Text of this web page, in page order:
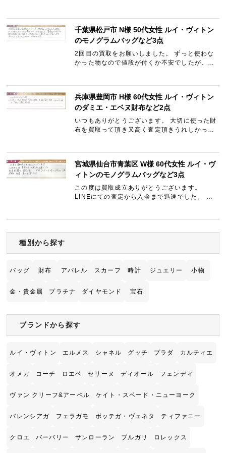
千葉県松戸市 N様 50代女性 ルイ・ヴィトン
のモノグラムバッグなど3点
2回目の買取をお願いしました。 ずっと使わな
かった物なので値段が付くか不安でしたが、ち
兵庫県豊岡市 H様 60代女性 ルイ・ヴィトン
のダミエ・エベヌ財布など2点
いつもありがとうございます。 大切に使った財
布を買取って頂き又高く査定頂きうれしかった
宮城県仙台市青葉区 W様 60代女性 ルイ・ヴ
ィトンのモノグラムバッグなど3点
この度は買取成立ありがとうございます。
LINEにての査定から入金まで迅速でした。 査
種別から探す
バッグ 財布 アパレル スカーフ 時計 ジュエリー 小物
金・貴金属 プラチナ ダイヤモンド 宝石
ブランドから探す
ルイ・ヴィトン エルメス シャネル グッチ プラダ カルティエ
オメガ コーチ ロエベ セリーヌ ディオール フェンディ
ヴァン クリーフ&アーペル ケイト・スペード・ニューヨーク
バレンシアガ フェラガモ ボッテガ・ヴェネタ ティファニー
クロエ バーバリー サンローラン ブルガリ ロレックス